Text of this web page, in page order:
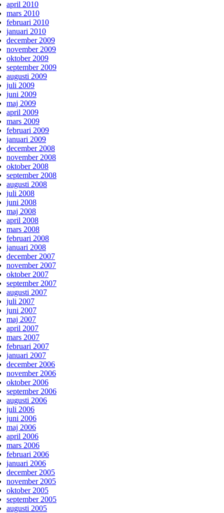
april 2010
mars 2010
februari 2010
januari 2010
december 2009
november 2009
oktober 2009
september 2009
augusti 2009
juli 2009
juni 2009
maj 2009
april 2009
mars 2009
februari 2009
januari 2009
december 2008
november 2008
oktober 2008
september 2008
augusti 2008
juli 2008
juni 2008
maj 2008
april 2008
mars 2008
februari 2008
januari 2008
december 2007
november 2007
oktober 2007
september 2007
augusti 2007
juli 2007
juni 2007
maj 2007
april 2007
mars 2007
februari 2007
januari 2007
december 2006
november 2006
oktober 2006
september 2006
augusti 2006
juli 2006
juni 2006
maj 2006
april 2006
mars 2006
februari 2006
januari 2006
december 2005
november 2005
oktober 2005
september 2005
augusti 2005